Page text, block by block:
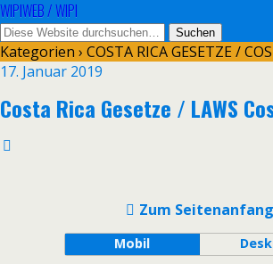
WIPIWEB / WIPI
Kategorien › COSTA RICA GESETZE /
17. Januar 2019
Costa Rica Gesetze / LAWS
Zum Seitenanfang
Mobil